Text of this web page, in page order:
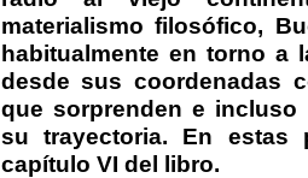
materialismo filosófico,
habitualmente en torno a
desde sus coordenadas
que sorprenden e
su trayectoria. En estas
capítulo VI del libro.